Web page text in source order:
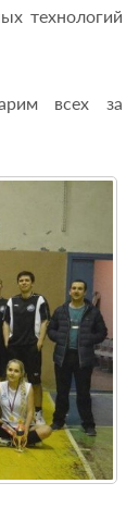
технологий
всех за